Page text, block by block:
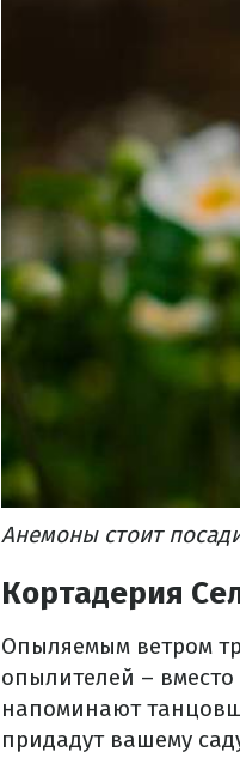
Анемоны стоит
Кортадерия
Опыляемым ветром
опылителей –
напоминают
придадут вашему